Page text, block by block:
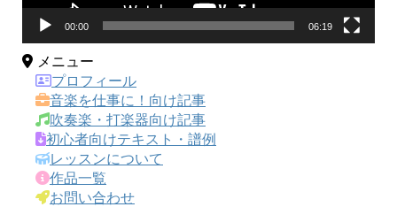
00:00 06:19
メニュー
プロフィール
音楽を仕事に！向け記事
吹奏楽・打楽器向け記事
初心者向けテキスト・譜例
レッスンについて
作品一覧
お問い合わせ